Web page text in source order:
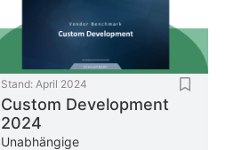
Stand: April 2024
Custom Development
2024
Unabhängige